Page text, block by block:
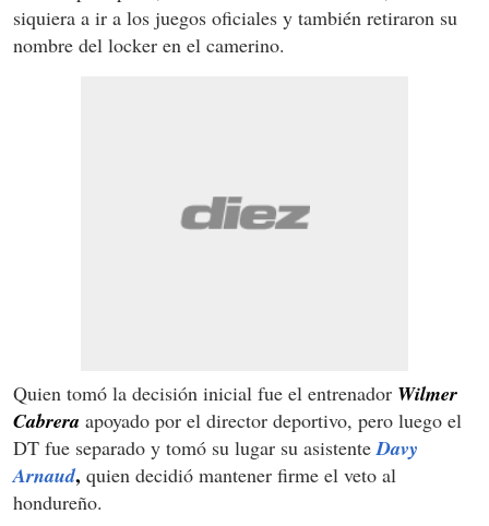
siquiera a ir a los juegos oficiales y también retiraron su
nombre del locker en el camerino.
Quien tomó la decisión inicial fue el entrenador Wilmer
Cabrera apoyado por el director deportivo, pero luego el
DT fue separado y tomó su lugar su asistenteDavy
Arnaud, quien decidió mantener firme el veto al
hondureño.